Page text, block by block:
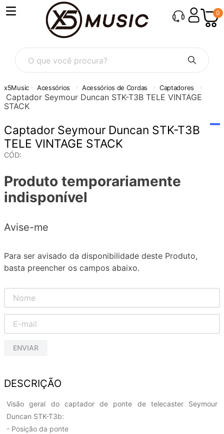
0
O que você procura?
Acessórios Acessórios de Cordas Captadores
Captador Seymour Duncan STK-T3B TELE VINTAGE
STACK
Captador Seymour Duncan STK-T3B
TELE VINTAGE STACK
CÓD:
Produto temporariamente
indisponível
Avise-me
Para ser avisado da disponibilidade deste Produto,
basta preencher os campos abaixo.
ENVIAR
DESCRIÇÃO
Visão geral do captador de ponte de telecaster Seymour
Duncan STK-T3b:
- Posição da ponte